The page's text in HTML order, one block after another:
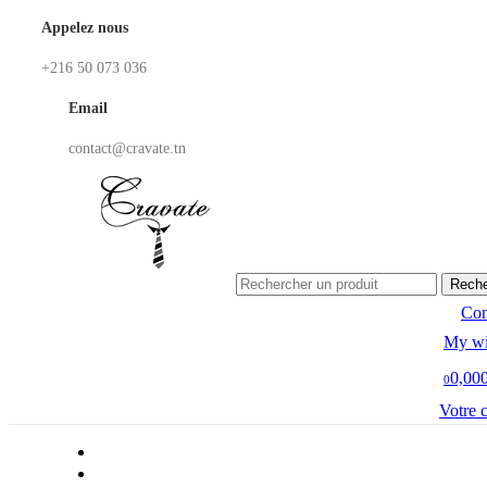
Appelez nous
+216 50 073 036
Email
contact@cravate.tn
My
0
Votre